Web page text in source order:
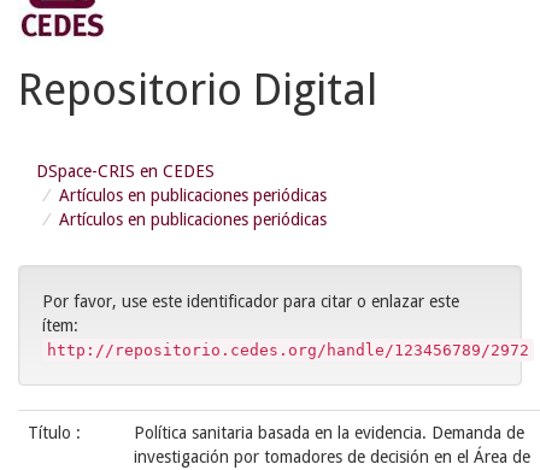
Repositorio Digital
DSpace-CRIS en CEDES
Artículos en publicaciones periódicas
Artículos en publicaciones periódicas
Por favor, use este identificador para citar o enlazar este
ítem:
http://repositorio.cedes.org/handle/123456789/2972
Título :
Política sanitaria basada en la evidencia. Demanda de
investigación por tomadores de decisión en el Área de